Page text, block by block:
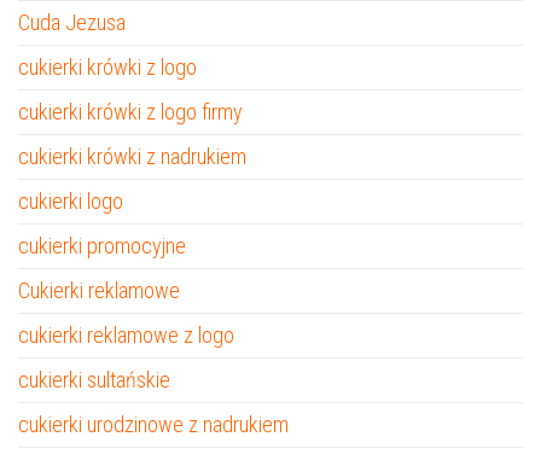
Cuda Jezusa
cukierki krówki z logo
cukierki krówki z logo firmy
cukierki krówki z nadrukiem
cukierki logo
cukierki promocyjne
Cukierki reklamowe
cukierki reklamowe z logo
cukierki sultańskie
cukierki urodzinowe z nadrukiem